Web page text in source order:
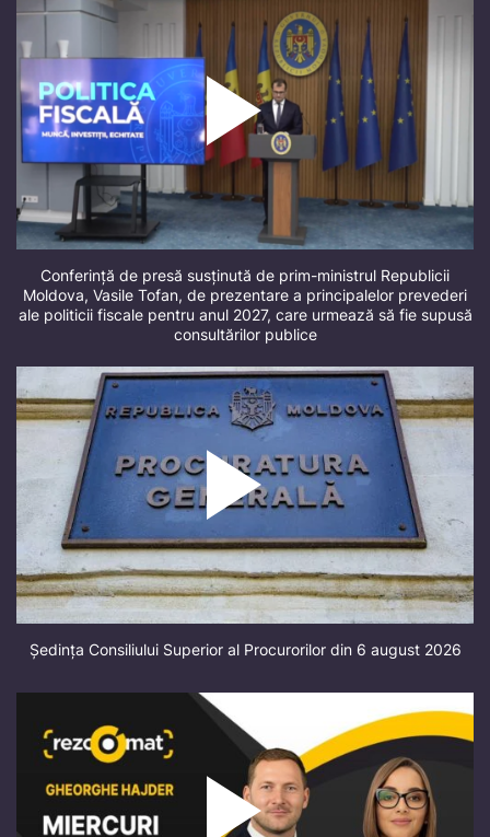
Conferință de presă susținută de prim-ministrul Republicii
Moldova, Vasile Tofan, de prezentare a principalelor prevederi
ale politicii fiscale pentru anul 2027, care urmează să fie supusă
consultărilor publice
Ședința Consiliului Superior al Procurorilor din 6 august 2026